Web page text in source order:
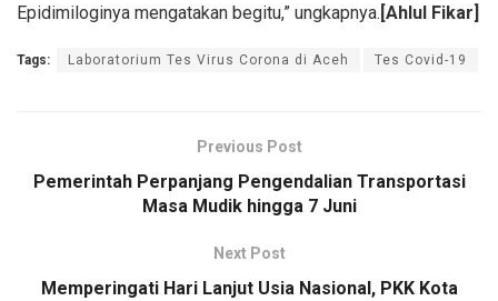
Epidimiloginya mengatakan begitu,” ungkapnya. [Ahlul Fikar]
Tags: Laboratorium Tes Virus Corona di Aceh Tes Covid-19
Previous Post
Pemerintah Perpanjang Pengendalian Transportasi
Masa Mudik hingga 7 Juni
Next Post
Memperingati Hari Lanjut Usia Nasional, PKK Kota